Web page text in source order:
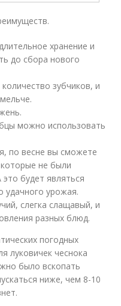
хранение и
до сбора нового
зубчиков, и
можно использовать
по весне вы сможете
не были
будет являться
удачного урожая.
слегка слащавый, и
разных блюд.
погодных
луковичек чеснока
было вскопать
ниже, чем 8-10